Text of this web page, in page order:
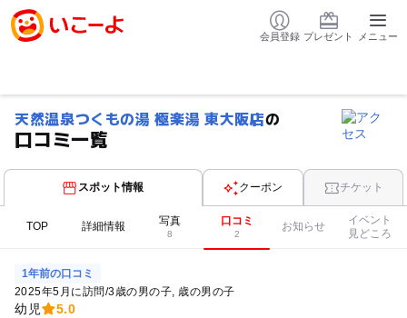
会員登録 プレゼント メニュー
天然温泉つくもの湯 極楽湯 東大阪店の
口コミ一覧
スポット情報 クーポン チケット
TOP 詳細情報 写真
8
口コミ
2
お知らせ
イベント
見どころ
1年前の口コミ
2025年5月に訪問/3歳の男の子 歳の男の子
幼児
5.0